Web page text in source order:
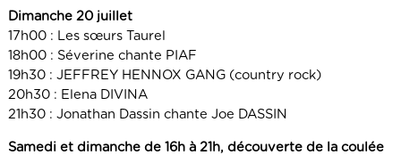
Dimanche 20 juillet
17h00 : Les sœurs Taurel
18h00 : Séverine chante PIAF
19h30 : JEFFREY HENNOX GANG (country rock)
20h30 : Elena DIVINA
21h30 : Jonathan Dassin chante Joe DASSIN
Samedi et dimanche de 16h à 21h, découverte de la coulée